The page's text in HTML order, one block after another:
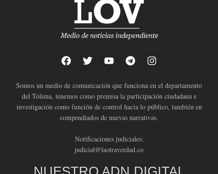
Somos un medio de comunicación que funciona en el departamento
del Tolima, tenemos como premisa la participación ciudadana e
investigación como función de control hacia lo público, también en
compendiados de nuevas narrativas.
Notificaciones judiciales:
judicial@laotraverdad.co